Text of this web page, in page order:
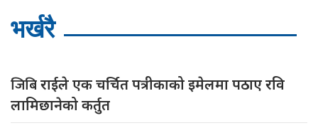
भर्खरै
जिबिराईले एक चर्चित पत्रीकाको इमेलमा पठाए रवि
लामिछानेको कर्तुत